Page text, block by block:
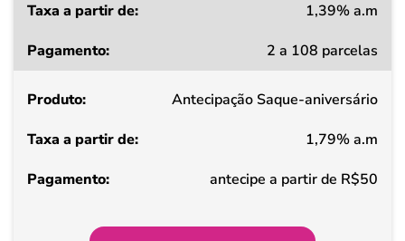
a
de
Pagamento
1,39% a.m
2 a 108 parcelas
Antecipação Saque-aniversário
1,79% a.m
antecipe a partir de R$50